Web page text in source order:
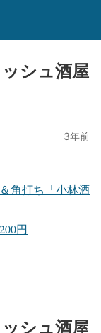
シュ酒屋
3年前
角打ち「小林酒
円
シュ酒屋